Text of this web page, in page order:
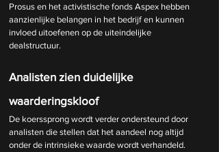
Prosus en het activistische fonds Aspex hebben
aanzienlijke belangen in het bedrijf en kunnen
invloed uitoefenen op de uiteindelijke
dealstructuur.
Analisten zien duidelijke
waarderingskloof
De koerssprong wordt verder ondersteund door
analisten die stellen dat het aandeel nog altijd
onder de intrinsieke waarde wordt verhandeld.